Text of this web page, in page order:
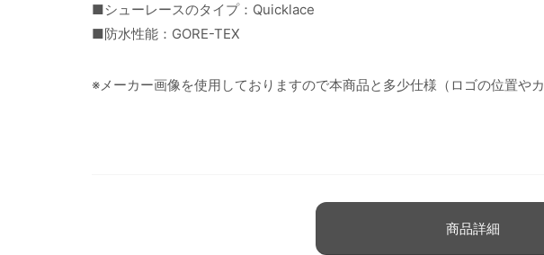
■シューレースのタイプ：Quicklace
■防水性能：GORE-TEX
※メーカー画像を使用しておりますので本商品と多少仕様（ロゴの位置や
商品詳細